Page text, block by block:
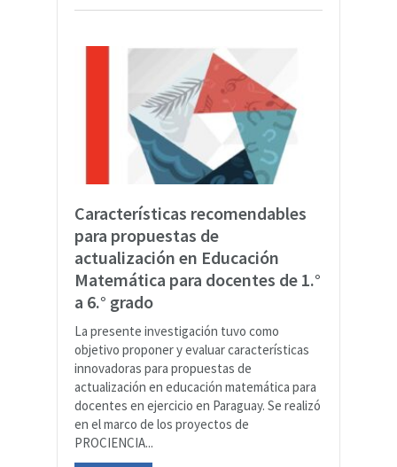
Características recomendables
para propuestas de
actualización en Educación
Matemática para docentes de 1.°
a 6.° grado
La presente investigación tuvo como
objetivo proponer y evaluar características
innovadoras para propuestas de
actualización en educación matemática para
docentes en ejercicio en Paraguay. Se realizó
en el marco de los proyectos de
PROCIENCIA...